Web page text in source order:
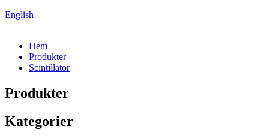
English
Hem
Produkter
Scintillator
Produkter
Kategorier